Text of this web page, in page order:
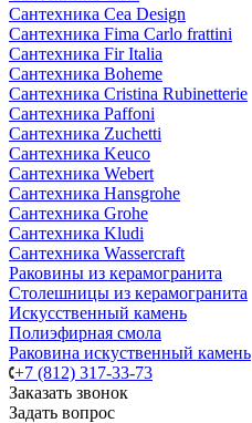
Сантехника Cea Design
Сантехника Fima Carlo frattini
Сантехника Fir Italia
Сантехника Boheme
Сантехника Cristina Rubinetterie
Сантехника Paffoni
Сантехника Zuchetti
Сантехника Keuco
Сантехника Webert
Сантехника Hansgrohe
Сантехника Grohe
Сантехника Kludi
Сантехника Wassercraft
Раковины из керамогранита
Столешницы из керамогранита
Искусственный камень
Полиэфирная смола
Раковина искуственный камень
+7 (812) 317-33-73
Заказать звонок
Задать вопрос